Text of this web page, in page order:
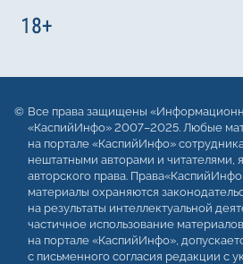
Все права защищены
«КаспийИнфо» 2007–2025. Любые
на портале «КаспийИнфо»
нештатными авторами и читателями,
авторского права.
материалы охраняются
на результаты интеллектуальной
частичное использование
на портале «КаспийИнфо»,
с письменного согласия редакции с